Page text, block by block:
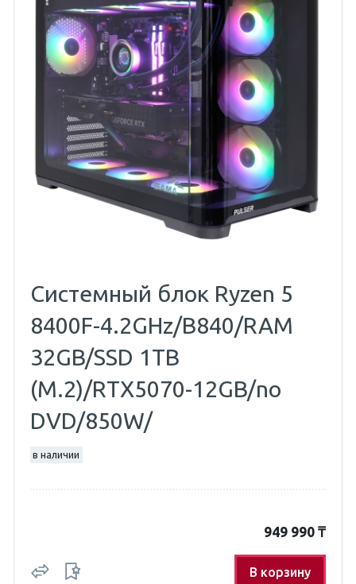
Системный блок Ryzen 5
8400F-4.2GHz/B840/RAM
32GB/SSD 1TB
(M.2)/RTX5070-12GB/no
DVD/850W/
в наличии
949 990 ₸
В корзину